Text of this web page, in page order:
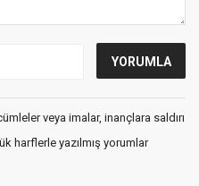
veya imalar, inançlara saldırı
harflerle yazılmış yorumlar